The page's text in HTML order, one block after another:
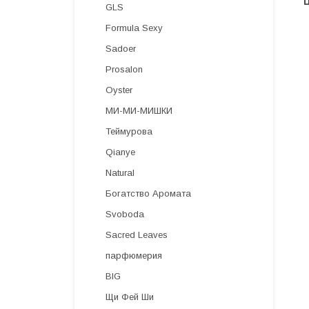
GLS
Formula Sexy
Sadoer
Prosalon
Oyster
МИ-МИ-МИШКИ
Теймурова
Qianye
Natural
Богатство Аромата
Svoboda
Sacred Leaves
парфюмерия
BIG
Щи Фей Ши